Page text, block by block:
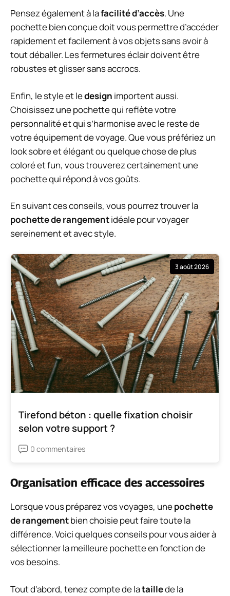
Pensez également à lafacilité d’accès. Une
pochette bien conçue doit vous permettre d’accéder
rapidement et facilement à vos objets sans avoir à
tout déballer. Les fermetures éclair doivent être
robustes et glisser sans accrocs.
Enfin, le style et ledesign importent aussi.
Choisissez une pochette qui reflète votre
personnalité et qui s’harmonise avec le reste de
votre équipement de voyage. Que vous préfériez un
look sobre et élégant ou quelque chose de plus
coloré et fun, vous trouverez certainement une
pochette qui répond à vos goûts.
En suivant ces conseils, vous pourrez trouver la
pochette de rangementidéale pour voyager
sereinement et avec style.
3 août 2026
Tirefond béton : quelle fixation choisir
selon votre support ?
0 commentaires
Organisation efficace des accessoires
Lorsque vous préparez vos voyages, unepochette
de rangementbien choisie peut faire toute la
différence. Voici quelques conseils pour vous aider à
sélectionner la meilleure pochette en fonction de
vos besoins.
Tout d’abord, tenez compte de lataillede la